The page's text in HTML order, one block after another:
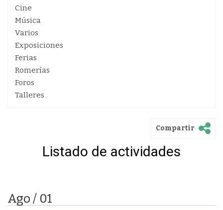
Cine
Música
Varios
Exposiciones
Ferias
Romerías
Foros
Talleres
Compartir
Listado de actividades
Ago / 01